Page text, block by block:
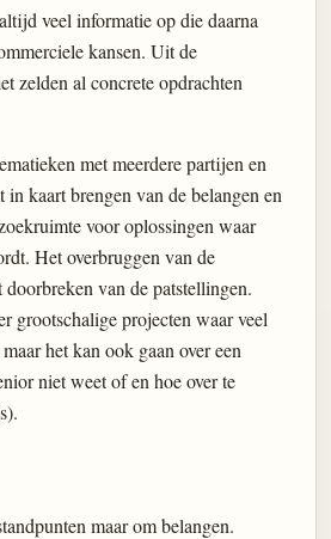
veel informatie op die daarna
kansen. Uit de
zelden al concrete opdrachten
met meerdere partijen en
in kaart brengen van de belangen en
voor oplossingen waar
Het overbruggen van de
doorbreken van de patstellingen.
grootschalige projecten waar veel
het kan ook gaan over een
niet weet of en hoe over te
maar om belangen.